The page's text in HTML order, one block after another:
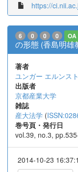
https://
6 0 0 0 OA
の形態 (香島明雄
著者
ユンガー エルンス
出版者
京都産業大学
雑誌
産大法学 (
巻号頁・発行日
vol.39, no.3,
2014-10-23